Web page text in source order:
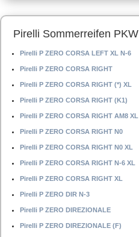
Pirelli Sommerreifen PKW
Pirelli P ZERO CORSA LEFT XL N-6
Pirelli P ZERO CORSA RIGHT
Pirelli P ZERO CORSA RIGHT (*) XL
Pirelli P ZERO CORSA RIGHT (K1)
Pirelli P ZERO CORSA RIGHT AM8 XL
Pirelli P ZERO CORSA RIGHT N0
Pirelli P ZERO CORSA RIGHT N0 XL
Pirelli P ZERO CORSA RIGHT N-6 XL
Pirelli P ZERO CORSA RIGHT XL
Pirelli P ZERO DIR N-3
Pirelli P ZERO DIREZIONALE
Pirelli P ZERO DIREZIONALE (F)